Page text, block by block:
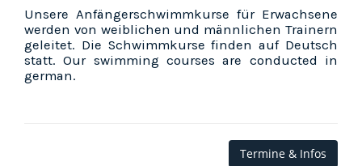
Unsere Anfängerschwimmkurse für Erwachsene
werden von weiblichen und männlichen Trainern
geleitet. Die Schwimmkurse finden auf Deutsch
statt. Our swimming courses are conducted in
german.
Termine & Infos